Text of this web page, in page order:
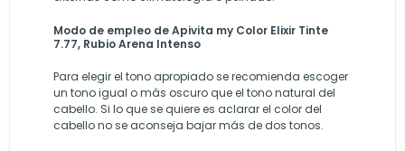
Modo de empleo deApivita my Color Elixir Tinte
7.77, Rubio Arena Intenso
Para elegir el tono apropiado se recomienda escoger
un tono igual o más oscuro que el tono natural del
cabello. Si lo que se quiere es aclarar el color del
cabello no se aconseja bajar más de dos tonos.